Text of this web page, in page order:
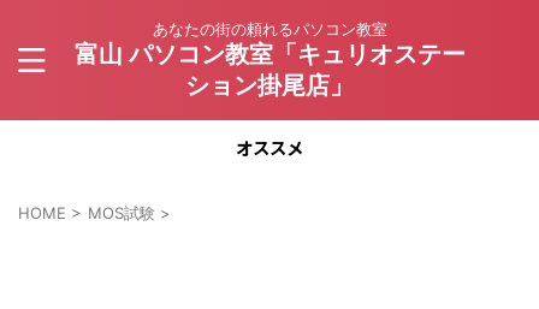
あなたの街の頼れるパソコン教室
富山 パソコン教室「キュリオステー
ション掛尾店」
オススメ
HOME > MOS試験 >